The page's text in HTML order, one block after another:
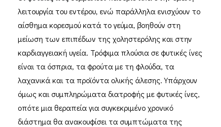
λειτουργία του εντέρου, ενώ παράλληλα ενισχύουν το
αίσθημα κορεσμού κατά το γεύμα, βοηθούν στη
μείωση των επιπέδων της χοληστερόλης και στην
καρδιαγγειακή υγεία. Τρόφιμα πλούσια σε φυτικές ίνες
είναι τα όσπρια, τα φρούτα με τη φλούδα, τα
λαχανικά και τα προϊόντα ολικής άλεσης. Υπάρχουν
όμως και συμπληρώματα διατροφής με φυτικές ίνες,
οπότε μια θεραπεία για συγκεκριμένο χρονικό
διάστημα θα ανακουφίσει τα συμπτώματα της